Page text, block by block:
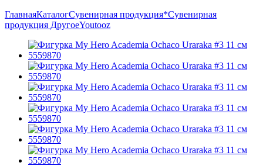
ГлавнаяКаталогСувенирная продукция*Сувенирная
продукция ДругоеYoutooz